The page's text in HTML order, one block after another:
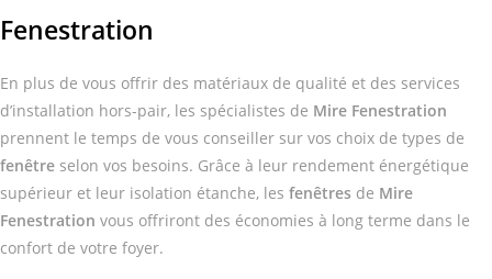
Fenestration
En plus de vous offrir des matériaux de qualité et des services
d’installation hors-pair, les spécialistes de Mire Fenestration
prennent le temps de vous conseiller sur vos choix de types de
fenêtre selon vos besoins. Grâce à leur rendement énergétique
supérieur et leur isolation étanche, les fenêtres de Mire
Fenestration vous offriront des économies à long terme dans le
confort de votre foyer.